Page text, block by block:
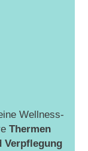
Wellness-
Thermen
Verpflegung